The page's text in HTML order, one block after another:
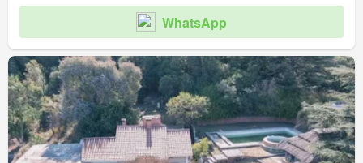
WhatsApp